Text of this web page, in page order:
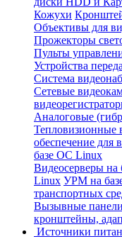
Кожухи
Объективы для
Прожекторы
Пульты
Устройства
Система
Сетевые
Аналоговые
Тепловизионные
обеспечение для
базе ОС Linux
Видеосерверы
Linux УРМ на
транспортных
Вызывные панели
кронштейны,
Источники